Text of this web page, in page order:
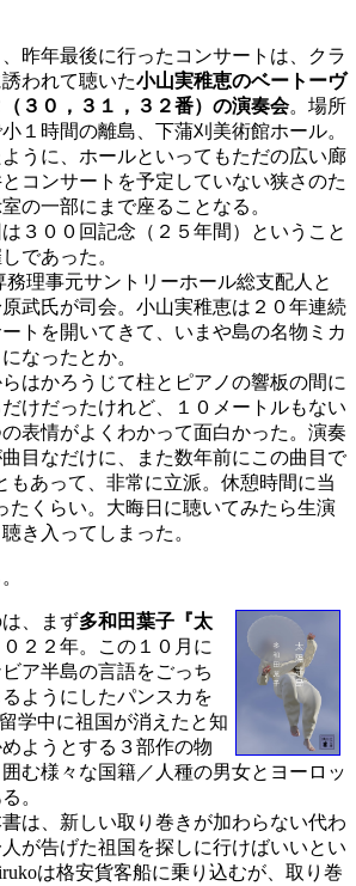
昨年最後に行ったコンサートは、クラ
われて聴いた小山実稚恵のベートーヴ
３０，３１，３２番）の演奏会。場所
１時間の離島、下蒲刈美術館ホール。
うに、ホールといってもただの広い廊
コンサートを予定していない狭さのた
の一部にまで座ることなる。
３００回記念（２５年間）ということ
であった。
理事元サントリーホール総支配人と
武氏が司会。小山実稚恵は２０年連続
トを開いてきて、いまや島の名物ミカ
なったとか。
はかろうじて柱とピアノの響板の間に
けだったけれど、１０メートルもない
表情がよくわかって面白かった。演奏
目なだけに、また数年前にこの曲目で
もあって、非常に立派。休憩時間に当
たくらい。大晦日に聴いてみたら生演
き入ってしまった。
、まず多和田葉子『太
２２年。この１０月に
ア半島の言語をごっち
ようにしたパンスカを
学中に祖国が消えたと知
ようとする３部作の物
む様々な国籍／人種の男女とヨーロッ
。
は、新しい取り巻きが加わらない代わ
が告げた祖国を探しに行けばいいとい
は格安貨客船に乗り込むが、取り巻